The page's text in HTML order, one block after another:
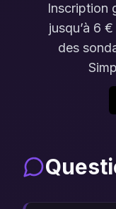
Inscription
jusqu’à 6
des